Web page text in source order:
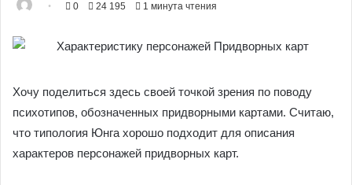
0 24 195 1 минута чтения
Хочу поделиться здесь своей точкой зрения по поводу
психотипов, обозначенных придворными картами. Считаю,
что типология Юнга хорошо подходит для описания
характеров персонажей придворных карт.